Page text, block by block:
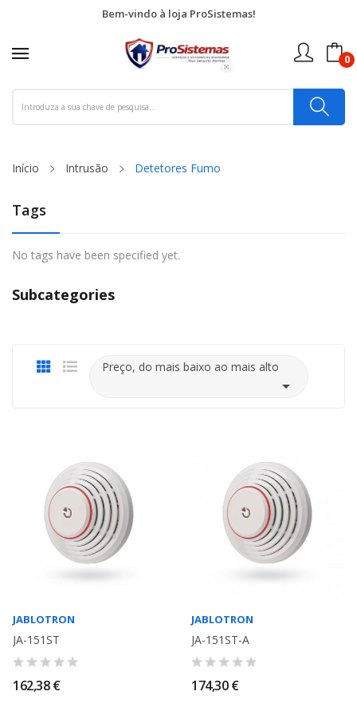
Bem-vindo à loja ProSistemas!
0
Início Intrusão Detetores Fumo
Tags
No tags have been specified yet.
Subcategories
Preço, do mais baixo ao mais alto

JABLOTRON
JA-151ST
162,38 €
JABLOTRON
JA-151ST-A
174,30 €